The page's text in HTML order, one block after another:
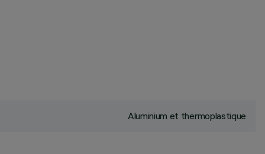
Aluminium et thermoplastique